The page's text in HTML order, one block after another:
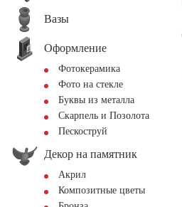
Вазы
Оформление
Фотокерамика
Фото на стекле
Буквы из металла
Скарпель и Позолота
Пескоструй
Декор на памятник
Акрил
Композитные цветы